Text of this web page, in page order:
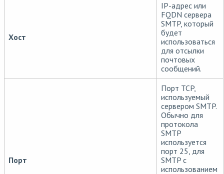
Хост
IP-адрес или
FQDN сервера
SMTP, который
будет
использоваться
для отсылки
почтовых
сообщений.
Порт
Порт TCP,
используемый
сервером SMTP.
Обычно для
протокола
SMTP
используется
порт 25, для
SMTP с
использованием